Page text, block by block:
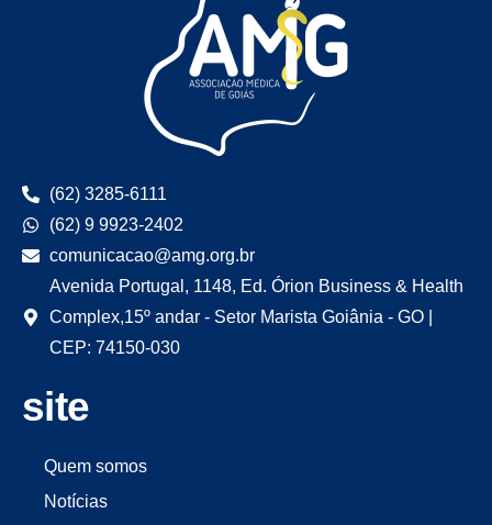
(62) 3285-6111
(62) 9 9923-2402
comunicacao@amg.org.br
Avenida Portugal, 1148, Ed. Órion Business & Health
Complex,15º andar - Setor Marista Goiânia - GO |
CEP: 74150-030
site
Quem somos
Notícias